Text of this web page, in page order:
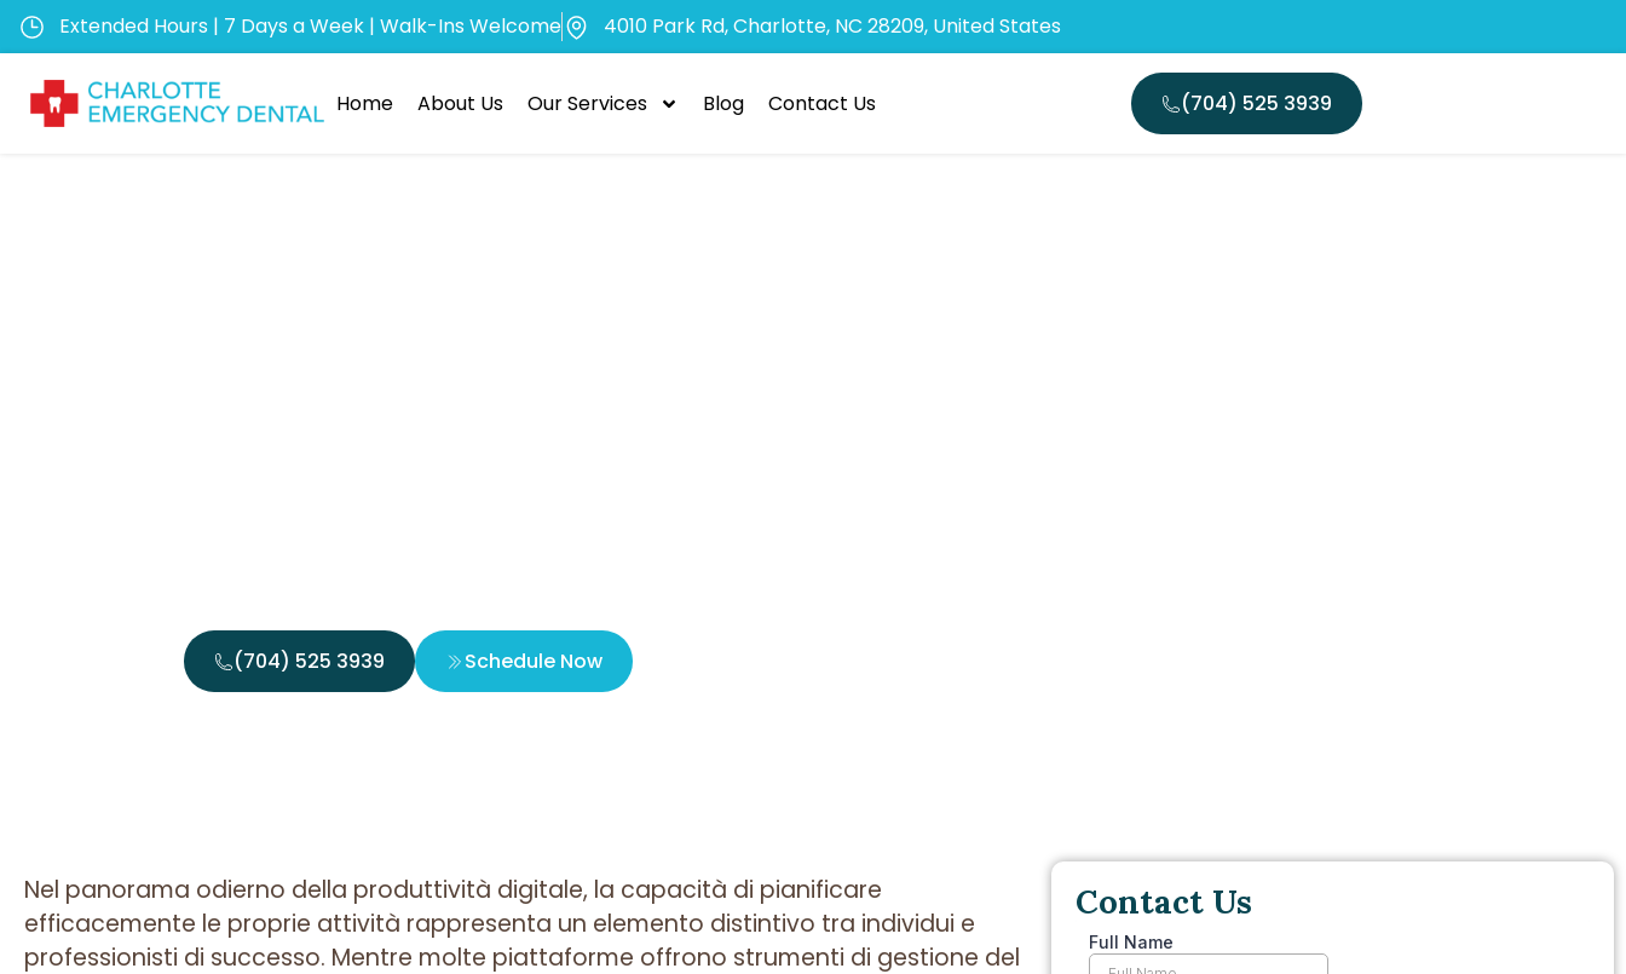
Extended Hours | 7 Days a Week | Walk-Ins Welcome 4010 Park Rd, Charlotte, NC 28209, United States
Home About Us Our Services Blog Contact Us (704) 525 3939
(704) 525 3939 Schedule Now
Nel panorama odierno della produttività digitale, la capacità di pianificare
efficacemente le proprie attività rappresenta un elemento distintivo tra individui e
professionisti di successo. Mentre molte piattaforme offrono strumenti di gestione del
Contact Us